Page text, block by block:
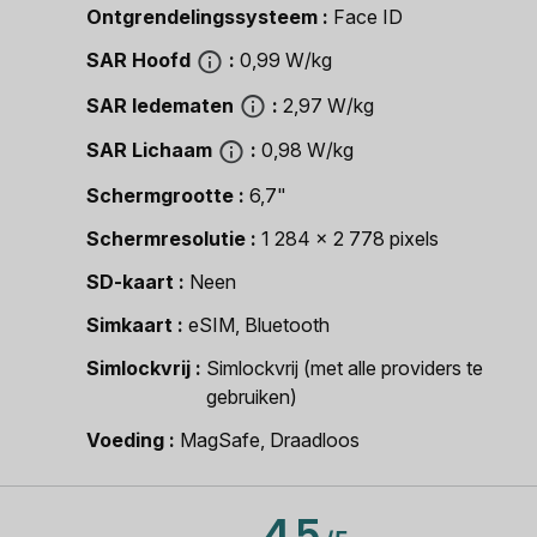
Ontgrendelingssysteem
Face ID
SAR Hoofd
0,99 W/kg
SAR ledematen
2,97 W/kg
SAR Lichaam
0,98 W/kg
Schermgrootte
6,7"
Schermresolutie
1 284 x 2 778 pixels
SD-kaart
Neen
Simkaart
eSIM, Bluetooth
Simlockvrij
Simlockvrij (met alle providers te
gebruiken)
Voeding
MagSafe, Draadloos